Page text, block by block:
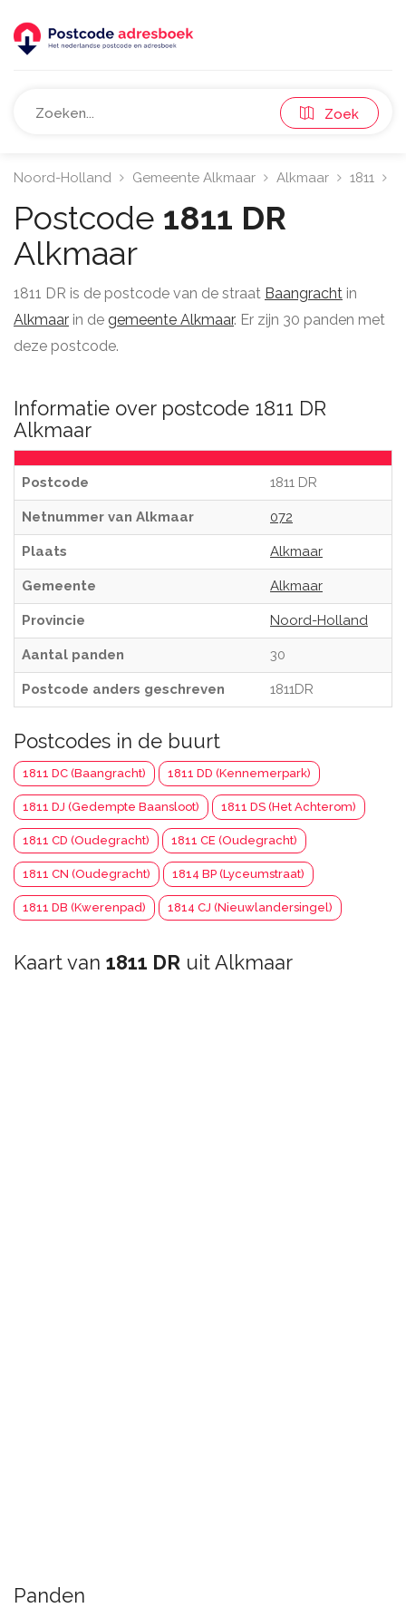
Zoek
Noord-Holland Gemeente Alkmaar Alkmaar 1811
Postcode 1811 DR
Alkmaar
1811 DR is de postcode van de straat Baangracht in
Alkmaar in de gemeente Alkmaar. Er zijn 30 panden met
deze postcode.
Informatie over postcode 1811 DR
Alkmaar
Postcode 1811 DR
Netnummer van Alkmaar 072
Plaats Alkmaar
Gemeente Alkmaar
Provincie Noord-Holland
Aantal panden 30
Postcode anders geschreven 1811DR
Postcodes in de buurt
1811 DC (Baangracht) 1811 DD (Kennemerpark)
1811 DJ (Gedempte Baansloot) 1811 DS (Het Achterom)
1811 CD (Oudegracht) 1811 CE (Oudegracht)
1811 CN (Oudegracht) 1814 BP (Lyceumstraat)
1811 DB (Kwerenpad) 1814 CJ (Nieuwlandersingel)
Kaart van 1811 DR uit Alkmaar
Panden